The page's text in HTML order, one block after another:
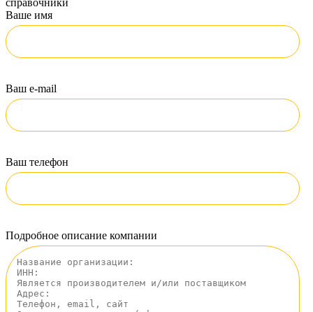
справочники
Ваше имя
Ваш e-mail
Ваш телефон
Подробное описание компании